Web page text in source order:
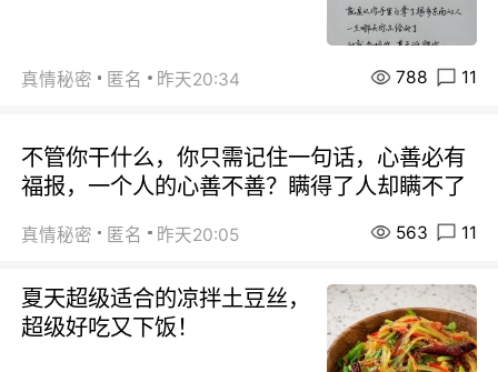
真情秘密 匿名 昨天20:34 788 11
不管你干什么，你只需记住一句话，心善必有
福报，一个人的心善不善？瞒得了人却瞒不了
真情秘密 匿名 昨天20:05 563 11
夏天超级适合的凉拌土豆丝，
超级好吃又下饭！